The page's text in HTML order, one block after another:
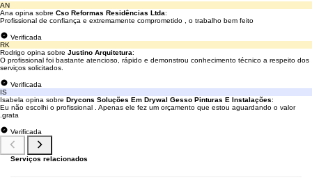
AN
Ana opina sobre Cso Reformas Residências Ltda:
Profissional de confiança e extremamente comprometido , o trabalho bem feito
Verificada
RK
Rodrigo opina sobre Justino Arquitetura:
O profissional foi bastante atencioso, rápido e demonstrou conhecimento técnico a respeito dos
serviços solicitados.
Verificada
IS
Isabela opina sobre Drycons Soluções Em Drywal Gesso Pinturas E Instalações:
Eu não escolhi o profissional . Apenas ele fez um orçamento que estou aguardando o valor
.grata
Verificada
Serviços relacionados